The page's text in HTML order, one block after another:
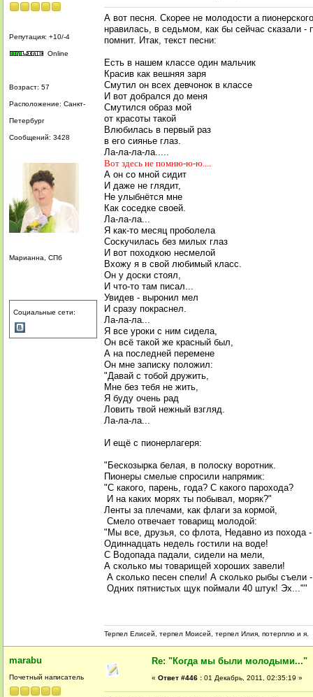
Репутация: +10/-4
Online
Возраст: 57
Расположение: Санкт-
Петербург
Сообщений: 3428
Марианна, СПб
Социальные сети:
А вот песня. Скорее не молодости а
нравилась, в седьмом, как бы сейчас сказали -
помнит. Итак, текст песни:
Есть в нашем классе один мальчик
Красив как вешняя заря
Смутил он всех девчонок в классе
И вот добрался до меня
Смутился образ мой
от красоты такой
Влюбилась в первый раз
в его сиянье глаз.
Ла-ла-ла-ла.....
Вот здесь не помню-ю-ю....
А он со мной сидит
И даже не глядит,
Не улыбнётся мне
Как соседке своей.
Ла-ла-ла...
Я как-то месяц проболела
Соскучилась без милых глаз
И вот походкою несмелой
Вхожу я в свой любимый класс.
Он у доски стоял,
И что-то там писал...
Увидев - выронил мел
И сразу покраснел.
Ла-ла-ла...
Я все уроки с ним сидела,
Он всё такой же красный был,
А на последней перемене
Он мне записку положил:
"Давай с тобой дружить,
Мне без тебя не жить,
Я буду очень рад
Ловить твой нежный взгляд.
Ла-ла-ла...
И ещё с пионерлагеря:
"Бескозырка белая, в полоску воротник.
Пионеры смелые спросили напрямик:
"С какого, парень, года? С какого парохода?
И на каких морях ты побывал, моряк?"
Ленты за плечами, как флаги за кормой,
Смело отвечает товарищ молодой:
"Мы все, друзья, со флота, Недавно из похода -
Одиннадцать недель гостили на воде!
С Водопада падали, сидели на мели,
А сколько мы товарищей хороших завели!
А сколько песен спели! А сколько рыбы съели -
Одних пятнистых щук поймали 40 штук! Эх...""
Терпел Елисей, терпел Моисей, терпел Илия, потерплю и я.
marabu
Почетный написатель
Re: "Когда мы были молодыми..."
« Ответ #446 : 01 Декабрь, 2011, 02:35:19 »